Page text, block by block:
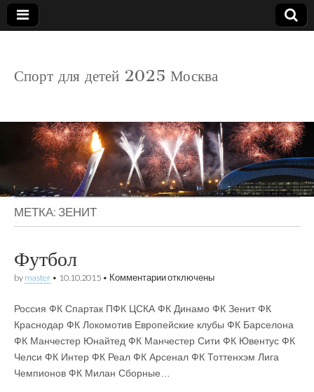
детский
Спорт для детей 2025 Москва
МЕТКА:ЗЕНИТ
Футбол
by master • 10.10.2015 • Комментариикотключены
Россия ФК Спартак ПФК ЦСКА ФК Динамо ФК Зенит ФК
Краснодар ФК Локомотив Европейские клубы ФК Барселона
ФК Манчестер Юнайтед ФК Манчестер Сити ФК Ювентус ФК
Челси ФК Интер ФК Реал ФК Арсенал ФК Тоттенхэм Лига
Чемпионов ФК Милан Сборные…